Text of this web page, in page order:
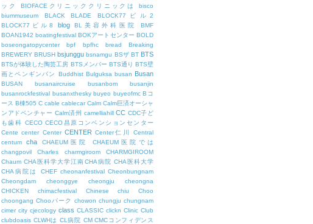
ック
BIOFACEクリニッククリニックは
bisco
biummuseum
BLACK BLADE
BLOCK77ビル2
BLOCK77ビル8
blog BL美容外科医院
BMF
BOAN1942 boatingfestival BOKアートセンター BOLD
boseongatopycenter
bpf bpfhc bread
Breaking
BREWERY BRUSH bsjunggu bsnamgu BSザ BT BTS
BTSが体験した陶芸工房 BTSメンバー BTS通り BTS壁
画とペンギンパン
Buddhist Bulguksa busan Busan
BUSAN busanaircruise busanbom
busanjin
busanrockfestival busanxthesky buyeo buyeofmc Bコ
ース B棟505 C cable cablecar Calm Calm巨済オーシャ
ンアドベンチャー Calm済州 camelliahill CC CDC子ど
も歯科 CECO CECO昌原コンベンションセンター
Cente center Center CENTER Center仁川
Central
centum
cha CHAEUM医院
CHAEUM医院では
changpovil
Charles charmgiroom
CHARMGIROOM
Chaum CHA医科学大学江南CHA病院 CHA医科大学
CHA病院は
CHEF cheonanfestival Cheonbungnam
Cheongdam
cheonggye cheongju
cheongna
CHICKEN
chimacfestival Chinese chiu
Choo
choongang Chooパーク chowon chungju chungnam
cimer city cjecology class CLASSIC clickn Clinic Club
clubdoasis CLWHは CL病院 CM CMCコンフィデンス